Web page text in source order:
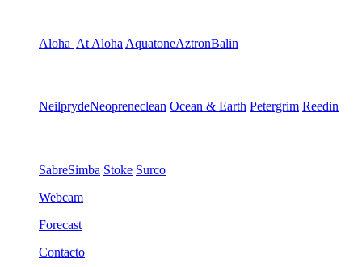
Aloha At Aloha AquatoneAztronBalin
NeilprydeNeopreneclean Ocean & Earth Petergrim Reedin
SabreSimba Stoke Surco
Webcam
Forecast
Contacto